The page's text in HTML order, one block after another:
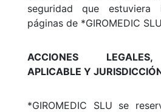
seguridad que
páginas de *GIROMEDIC
ACCIONES
APLICABLE Y
*GIROMEDIC SLU se